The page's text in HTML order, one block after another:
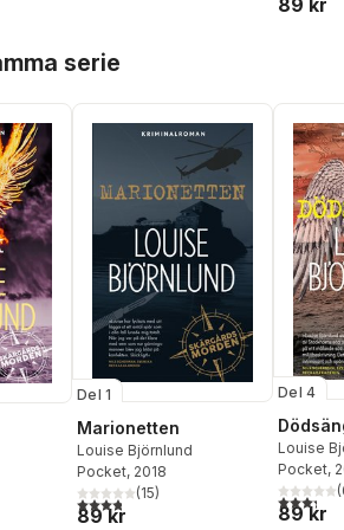
serie
antal röster:
Del 1
Marionetten
Louise Björnlund
Pocket, 2018
3,8utav 5 stjärnor. Totalt antal röster:
(15)
89 kr
Del 4
Louise
Pocket,
3,3utav (
89 kr